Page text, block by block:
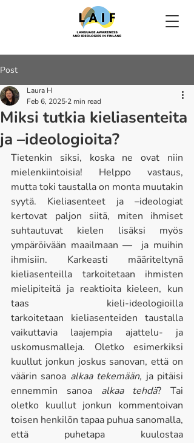
Post
Miksi tutkia kieliasenteita
ja –ideologioita?
Laura H
Feb 6, 2025 2 min read
Tietenkin siksi, koska ne ovat niin
mielenkiintoisia! Helppo vastaus,
mutta toki taustalla on monta muutakin
syytä. Kieliasenteet ja –ideologiat
kertovat paljon siitä, miten ihmiset
suhtautuvat kielen lisäksi myös
ympäröivään maailmaan —  ja muihin
ihmisiin. Karkeasti määriteltynä
kieliasenteilla tarkoitetaan ihmisten
mielipiteitä ja reaktioita kieleen, kun
taas kieli-ideologioilla
tarkoitetaan kieliasenteiden taustalla
vaikuttavia laajempia ajattelu- ja
uskomusmalleja. Oletko esimerkiksi
kuullut jonkun joskus sanovan, että on
väärin sanoa alkaa tekemään, ja pitäisi
ennemmin sanoa alkaa tehdä? Tai
oletko kuullut jonkun kommentoivan
toisen henkilön tapaa puhua sanomalla,
että puhetapa kuulostaa